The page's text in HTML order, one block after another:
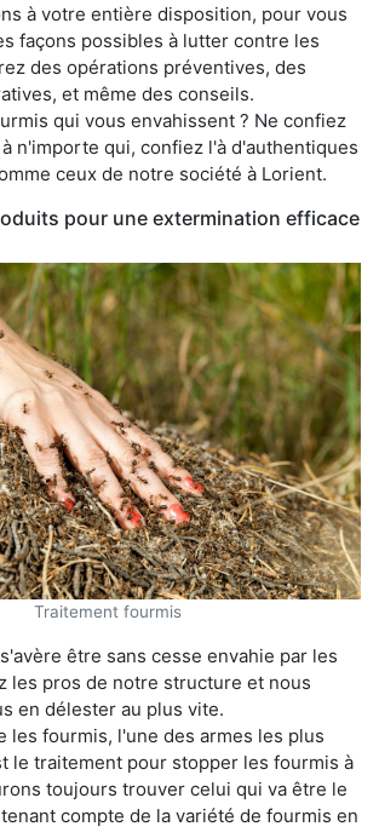
à votre entière disposition, pour vous
façons possibles à lutter contre les
des opérations préventives, des
et même des conseils.
qui vous envahissent ? Ne confiez
n'importe qui, confiez l'à d'authentiques
ceux de notre société à Lorient.
pour une extermination efficace
Traitement fourmis
être sans cesse envahie par les
les pros de notre structure et nous
en délester au plus vite.
les fourmis, l'une des armes les plus
le traitement pour stopper les fourmis à
toujours trouver celui qui va être le
compte de la variété de fourmis en